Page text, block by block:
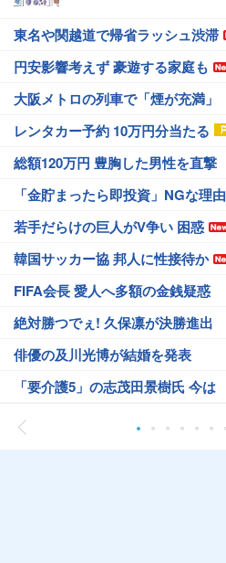
東名や関越道で帰省ラッシュ渋滞
円安影響考えず 豪遊する家庭も
大阪メトロの列車で「煙が充満」
レンタカー予約 10万円分当たる
総額120万円 豊胸した男性を直撃
「金貯まったら即投資」NGな理由
若手だらけの巨人がV争い 困惑
韓国サッカー協 邦人に性接待か
FIFA会長 愛人へ多額の金銭疑惑
絶対勝つでぇ! 久保凛が決勝進出
俳優の及川光博が結婚を発表
「要介護5」の志茂田景樹氏 今は